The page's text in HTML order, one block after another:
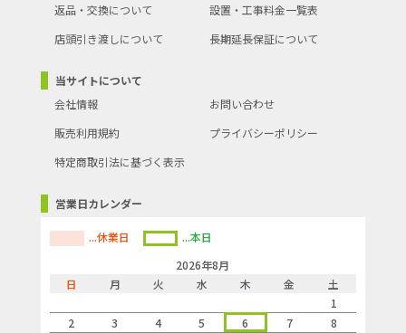
返品・交換について
設置・工事料金一覧表
店頭引き渡しについて
長期延長保証について
当サイトについて
会社情報
お問い合わせ
販売利用規約
プライバシーポリシー
特定商取引法に基づく表示
営業日カレンダー
...休業日
...本日
2026年8月
日
月 火 水 木 金
土
1
2
3 4 5 6 7
8